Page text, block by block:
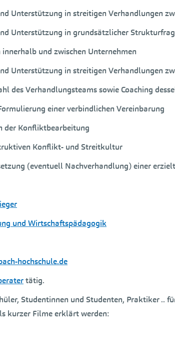
Unterstützung in streitigen Verhandlungen
Unterstützung in grundsätzlicher
und zwischen Unternehmen
Unterstützung in streitigen Verhandlungen
des Verhandlungsteams sowie Coaching
einer verbindlichen Vereinbarung
der Konfliktbearbeitung
Konflikt- und Streitkultur
(eventuell Nachverhandlung) einer
und Wirtschaftspädagogik
hochschule.de
tätig.
Studentinnen und Studenten, Praktiker ..
kurzer Filme erklärt werden: